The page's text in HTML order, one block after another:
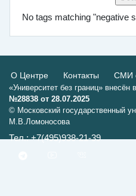
No tags matching "negative
О Центре Контакты СМИ
«Университет без границ» внесён
№28838 от 28.07.2025
© Московский государственный
М.В.Ломоносова
Тел.: +7(495)938-21-39